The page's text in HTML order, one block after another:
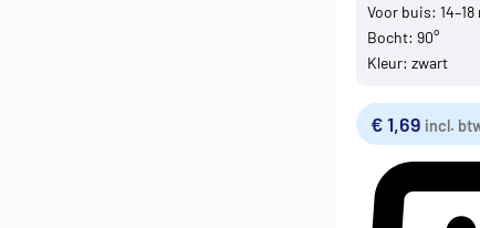
Voor buis: 14–18
Bocht: 90°
Kleur: zwart
€1,69 incl.